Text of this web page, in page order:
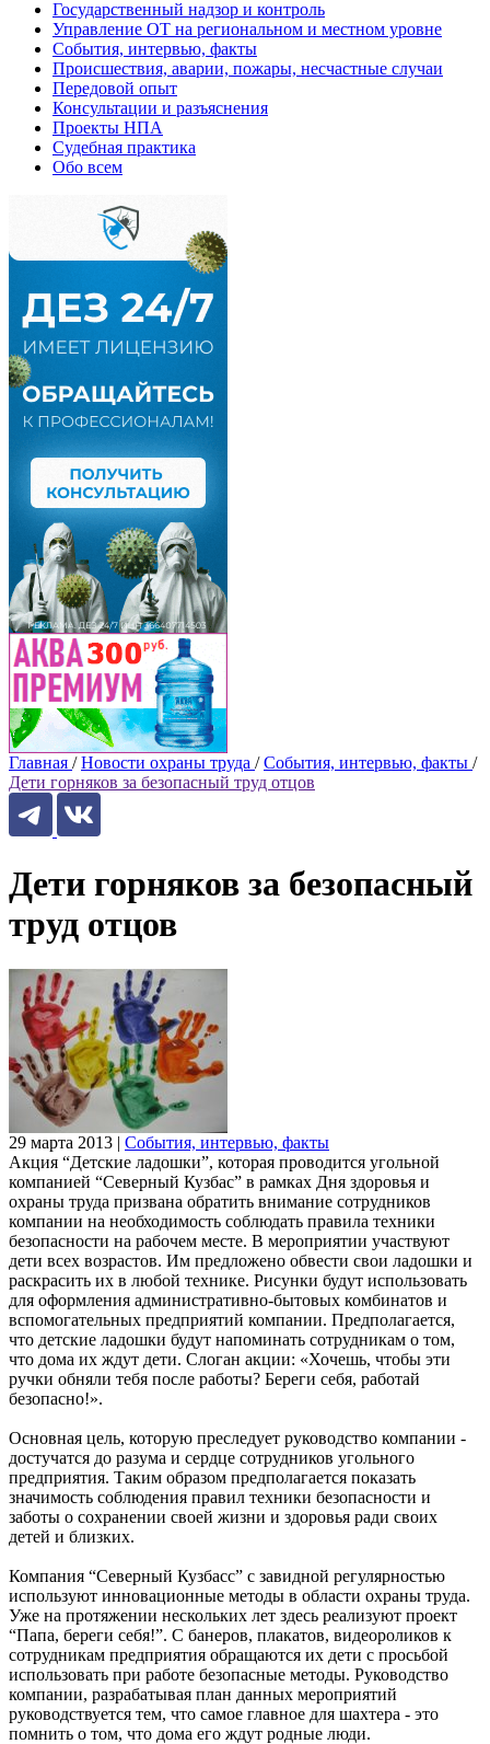
Государственный надзор и контроль
Управление ОТ на региональном и местном уровне
События, интервью, факты
Происшествия, аварии, пожары, несчастные случаи
Передовой опыт
Консультации и разъяснения
Проекты НПА
Судебная практика
Обо всем
Главная / Новости охраны труда / События, интервью, факты /
Дети горняков за безопасный труд отцов
Дети горняков за безопасный
труд отцов
29 марта 2013 | События, интервью, факты
Акция “Детские ладошки”, которая проводится угольной
компанией “Северный Кузбас” в рамках Дня здоровья и
охраны труда призвана обратить внимание сотрудников
компании на необходимость соблюдать правила техники
безопасности на рабочем месте. В мероприятии участвуют
дети всех возрастов. Им предложено обвести свои ладошки и
раскрасить их в любой технике. Рисунки будут использовать
для оформления административно-бытовых комбинатов и
вспомогательных предприятий компании. Предполагается,
что детские ладошки будут напоминать сотрудникам о том,
что дома их ждут дети. Слоган акции: «Хочешь, чтобы эти
ручки обняли тебя после работы? Береги себя, работай
безопасно!».
Основная цель, которую преследует руководство компании -
достучатся до разума и сердце сотрудников угольного
предприятия. Таким образом предполагается показать
значимость соблюдения правил техники безопасности и
заботы о сохранении своей жизни и здоровья ради своих
детей и близких.
Компания “Северный Кузбасс” с завидной регулярностью
используют инновационные методы в области охраны труда.
Уже на протяжении нескольких лет здесь реализуют проект
“Папа, береги себя!”. С банеров, плакатов, видеороликов к
сотрудникам предприятия обращаются их дети с просьбой
использовать при работе безопасные методы. Руководство
компании, разрабатывая план данных мероприятий
руководствуется тем, что самое главное для шахтера - это
помнить о том, что дома его ждут родные люди.